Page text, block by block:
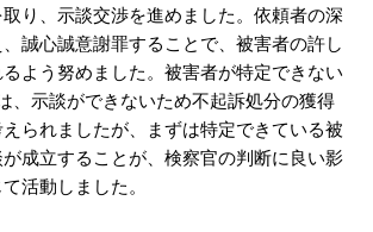
り、示談交渉を進めました。依頼者の深
誠心誠意謝罪することで、被害者の許し
るよう努めました。被害者が特定できない
、示談ができないため不起訴処分の獲得
られましたが、まずは特定できている被
成立することが、検察官の判断に良い影
活動しました。